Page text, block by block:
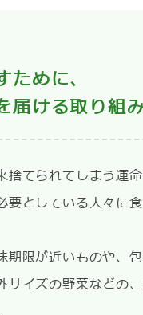
めに、
届ける取り組
捨てられてしまう運
要としている人々に
期限が近いものや、
サイズの野菜などの